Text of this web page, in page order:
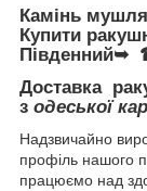
Камінь
Купити
Доставка
з одеської
Надзвичайно
профіль нашого
працюємо над